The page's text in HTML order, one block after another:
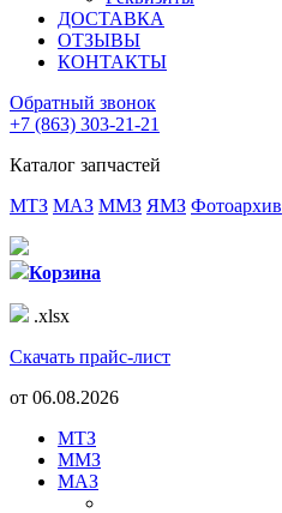
ДОСТАВКА
ОТЗЫВЫ
КОНТАКТЫ
Обратный звонок
+7 (863) 303-21-21
Каталог запчастей
МТЗ МАЗ ММЗ ЯМЗ Фотоархив
Корзина
.xlsx
Скачать прайс-лист
от 06.08.2026
МТЗ
ММЗ
МАЗ